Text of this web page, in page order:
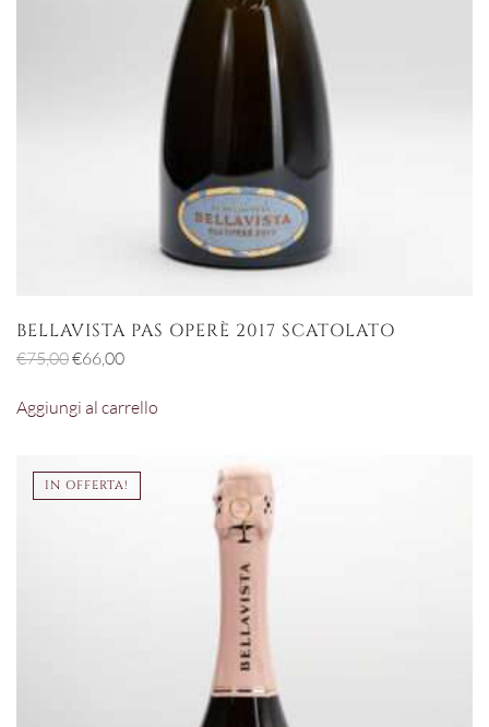
BELLAVISTA PAS OPERÈ 2017 SCATOLATO
€75,00Il
originale
€66,00Il
attuale
Aggiungi al carrello
IN OFFERTA!